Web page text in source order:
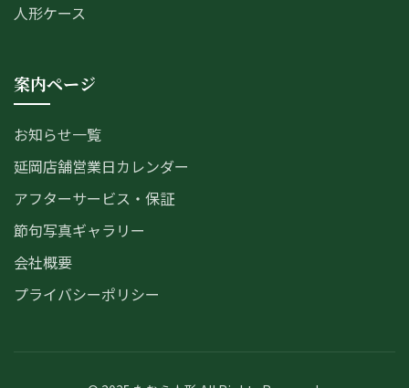
人形ケース
案内ページ
お知らせ一覧
延岡店舗営業日カレンダー
アフターサービス・保証
節句写真ギャラリー
会社概要
プライバシーポリシー